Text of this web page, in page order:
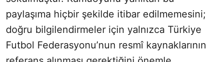
paylaşıma hiçbir şekilde itibar edilmemesini;
doğru bilgilendirmeler için yalnızca Türkiye
Futbol Federasyonu’nun resmî kaynaklarının